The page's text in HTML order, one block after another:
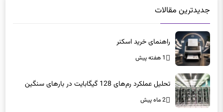
جدیدترین مقالات
راهنمای خرید اسکنر
1 هفته پیش
تحلیل عملکرد رم‌های 128 گیگابایت در بارهای سنگین
2 ماه پیش